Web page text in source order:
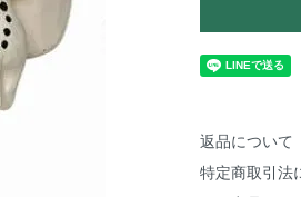
返品について
特定商取引法